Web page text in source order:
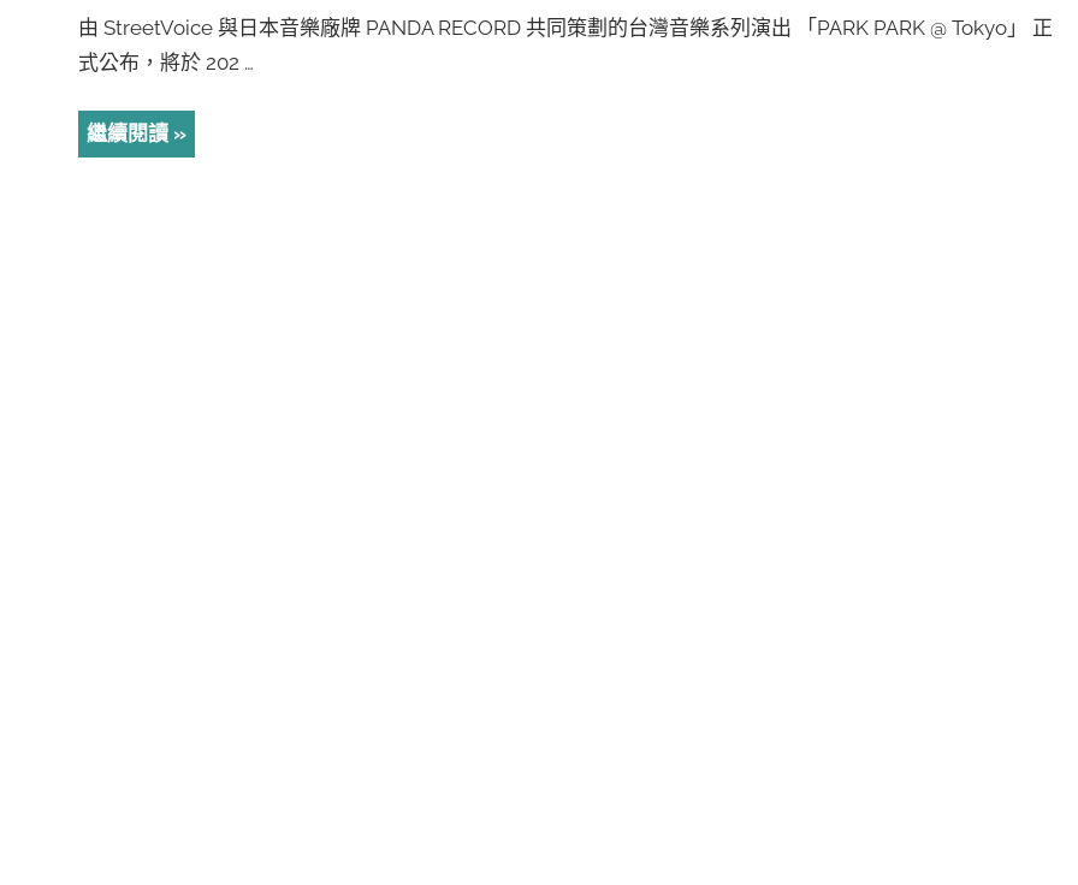
由 StreetVoice 與日本音樂廠牌 PANDA RECORD 共同策劃的台灣音樂系列演出 「PARK PARK @ Tokyo」 正
式公布，將於 202 …
繼續閱讀